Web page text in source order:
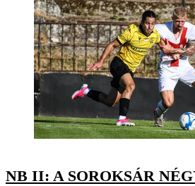
NB II: A SOROKSÁR